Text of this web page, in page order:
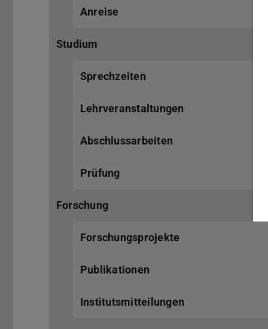
Anreise
Studium
Sprechzeiten
Lehrveranstaltungen
Abschlussarbeiten
Prüfung
Forschung
Forschungsprojekte
Publikationen
Institutsmitteilungen